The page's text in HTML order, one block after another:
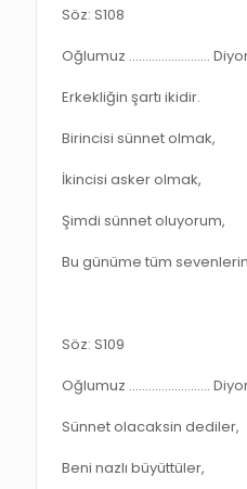
Söz: S108
Oğlumuz …………………….
Erkekliğin şartı ikidir.
Birincisi sünnet olmak,
İkincisi asker olmak,
Şimdi sünnet oluyorum,
Bu günüme tüm
Söz: S109
Oğlumuz …………………….
Sünnet olacaksin dediler,
Beni nazlı büyüttüler,